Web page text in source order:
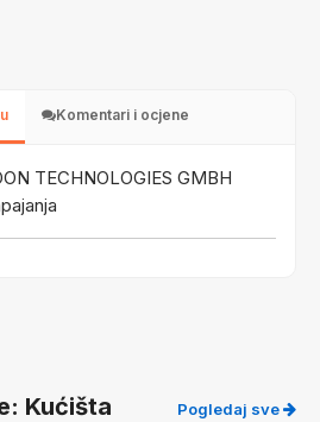
Komentari i ocjene
TECHNOLOGIES GMBH
Kućišta Pogledaj sve